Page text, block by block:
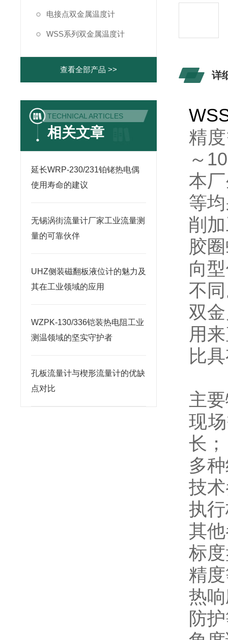
电接点双金属温度计
WSS系列双金属温度计
查看全部产品 >>
TECHNICAL ARTICLES
相关文章
延长WRP-230/231铂铑热电偶
使用寿命的建议
无锡涡街流量计厂家工业流量测
量的可靠伙伴
UHZ侧装磁翻板液位计的魅力及
其在工业领域的应用
WZPK-130/336铠装热电阻工业
测温领域的坚实守护者
孔板流量计与楔形流量计的优缺
点对比
详
精
～
本
等
削
胶
向
不
双
用
比
主
现
长；
多
技
执
其
标
精
热
防